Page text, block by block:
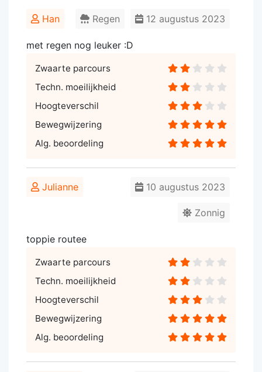
Han 12 augustus 2023
Regen
met regen nog leuker :D
Zwaarte parcours
Techn. moeilijkheid
Hoogteverschil
Bewegwijzering
Alg. beoordeling
Julianne 10 augustus 2023
Zonnig
toppie routee
Zwaarte parcours
Techn. moeilijkheid
Hoogteverschil
Bewegwijzering
Alg. beoordeling